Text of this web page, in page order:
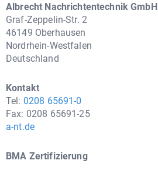
Albrecht Nachrichtentechnik GmbH
Graf-Zeppelin-Str. 2
46149 Oberhausen
Nordrhein-Westfalen
Deutschland
Kontakt
Tel: 0208 65691-0
Fax: 0208 65691-25
a-nt.de
BMA Zertifizierung